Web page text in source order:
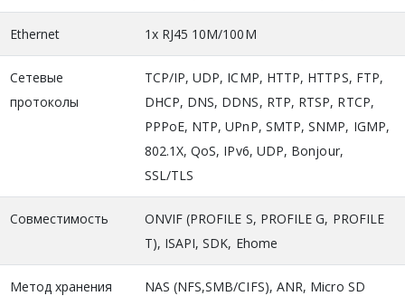
Ethernet 1х RJ45 10M/100M
Сетевые
протоколы
TCP/IP, UDP, ICMP, HTTP, HTTPS, FTP,
DHCP, DNS, DDNS, RTP, RTSP, RTCP,
PPPoE, NTP, UPnP, SMTP, SNMP, IGMP,
802.1X, QoS, IPv6, UDP, Bonjour,
SSL/TLS
Совместимость
ONVIF (PROFILE S, PROFILE G, PROFILE
T), ISAPI, SDK, Ehome
Метод хранения NAS (NFS,SMB/CIFS), ANR, Micro SD